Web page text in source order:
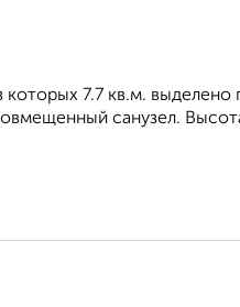
7.7 кв.м. выделено
санузел.